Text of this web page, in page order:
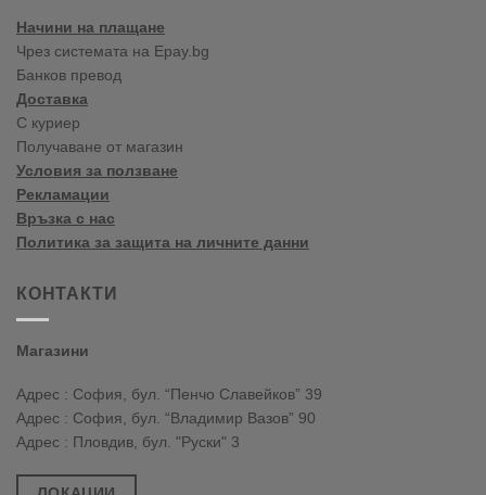
Начини на плащане
Чрез системата на Epay.bg
Банков превод
Доставка
С куриер
Получаване от магазин
Условия за ползване
Рекламации
Връзка с нас
Политика за защита на личните данни
КОНТАКТИ
Магазини
Адрес : София, бул. “Пенчо Славейков” 39
Адрес : София, бул. “Владимир Вазов” 90
Адрес : Пловдив, бул. "Руски" 3